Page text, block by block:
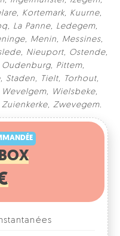
, Kortemark, Kuurne,
, La Panne, Ledegem,
, Menin, Messines,
, Nieuport, Ostende,
Oudenburg, Pittem,
, Staden, Tielt, Torhout,
Wevelgem, Wielsbeke,
Zuienkerke, Zwevegem.
impressions